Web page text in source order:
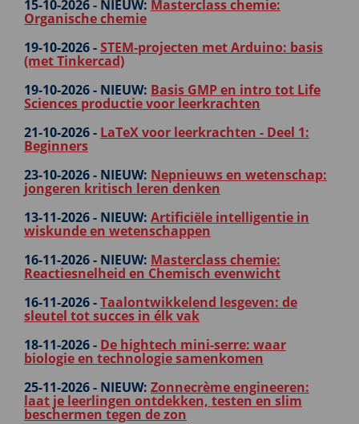
15-10-2026 - NIEUW: Masterclass chemie:
Organische chemie
19-10-2026 -STEM-projecten met Arduino: basis
(met Tinkercad)
19-10-2026 - NIEUW: Basis GMP en intro tot Life
Sciences productie voor leerkrachten
21-10-2026 - LaTeX voor leerkrachten - Deel 1:
Beginners
23-10-2026 - NIEUW: Nepnieuws en wetenschap:
jongeren kritisch leren denken
13-11-2026 - NIEUW: Artificiële intelligentie in
wiskunde en wetenschappen
16-11-2026 - NIEUW: Masterclass chemie:
Reactiesnelheid en Chemisch evenwicht
16-11-2026 -Taalontwikkelend lesgeven: de
sleutel tot succes in élk vak
18-11-2026 - De hightech mini-serre: waar
biologie en technologie samenkomen
25-11-2026 - NIEUW: Zonnecrème engineeren:
laat je leerlingen ontdekken, testen en slim
beschermen tegen de zon